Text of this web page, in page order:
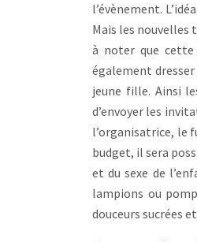
l’évènement.
Mais les nouvelles
à noter que cette
également
jeune fille. Ainsi
d’envoyer les
l’organisatrice, le
budget, il sera
et du sexe de
lampions ou
douceurs sucrées